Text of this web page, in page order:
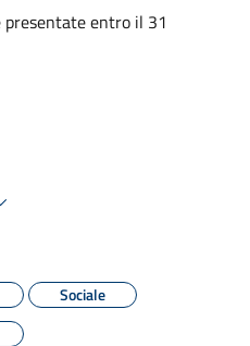
presentate entro il 31
Sociale